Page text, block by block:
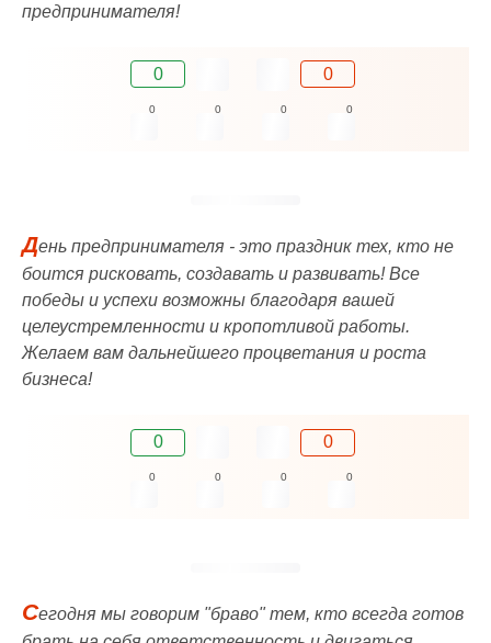
предпринимателя!
0 0
0 0 0 0
День предпринимателя - это праздник тех, кто не
боится рисковать, создавать и развивать! Все
победы и успехи возможны благодаря вашей
целеустремленности и кропотливой работы.
Желаем вам дальнейшего процветания и роста
бизнеса!
0 0
0 0 0 0
Сегодня мы говорим "браво" тем, кто всегда готов